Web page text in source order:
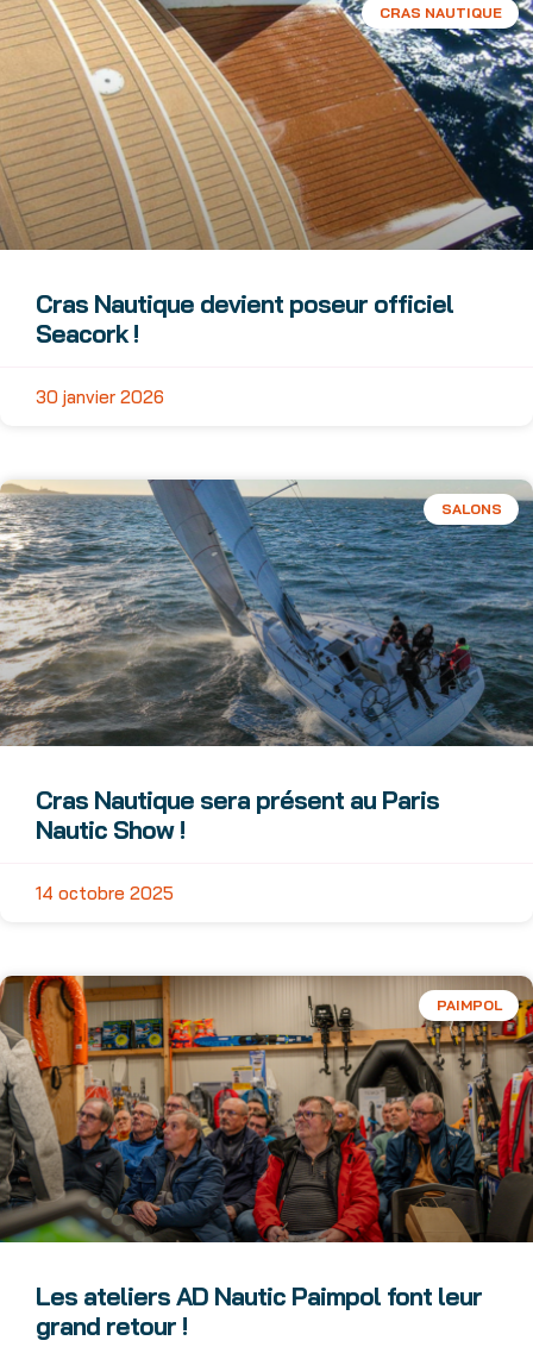
CRAS NAUTIQUE
Cras Nautique devient poseur officiel
Seacork !
30 janvier 2026
SALONS
Cras Nautique sera présent au Paris
Nautic Show !
14 octobre 2025
PAIMPOL
Les ateliers AD Nautic Paimpol font leur
grand retour !